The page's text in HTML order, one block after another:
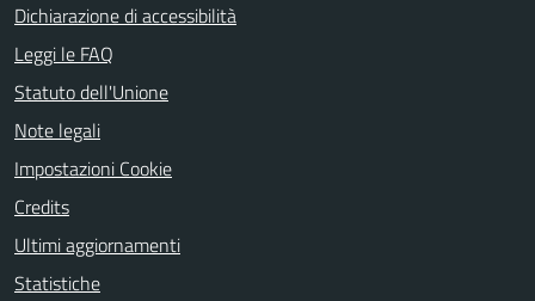
Dichiarazione di accessibilità
Leggi le FAQ
Statuto dell'Unione
Note legali
Impostazioni Cookie
Credits
Ultimi aggiornamenti
Statistiche